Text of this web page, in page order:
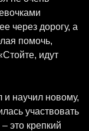
через дорогу, а
помочь,
идут
и научил новому,
участвовать
это крепкий